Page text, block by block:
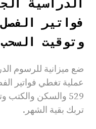
فواتير
وتوقيت السحب
عملية تغطي فواتير
529 والسكن
تربك بقية الشهر.